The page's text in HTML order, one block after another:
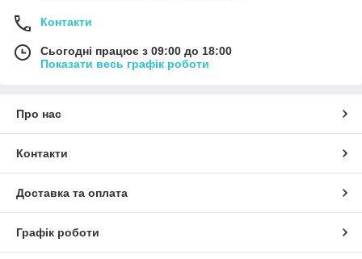
Контакти
Сьогодні працює з 09:00 до 18:00
Показати весь графік роботи
Про нас
Контакти
Доставка та оплата
Графік роботи